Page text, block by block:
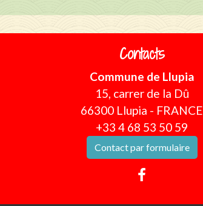
Contacts
Commune de Llupia
15, carrer de la Dû
66300 Llupia - FRANCE
+33 4 68 53 50 59
Contact par formulaire